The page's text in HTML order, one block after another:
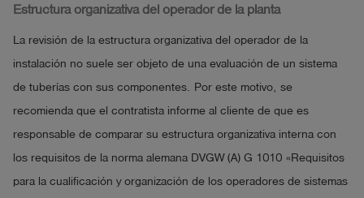
Estructura organizativa del operador de la planta
La revisión de la estructura organizativa del operador de la
instalación no suele ser objeto de una evaluación de un sistema
de tuberías con sus componentes. Por este motivo, se
recomienda que el contratista informe al cliente de que es
responsable de comparar su estructura organizativa interna con
los requisitos de la norma alemana DVGW (A) G 1010 «Requisitos
para la cualificación y organización de los operadores de sistemas